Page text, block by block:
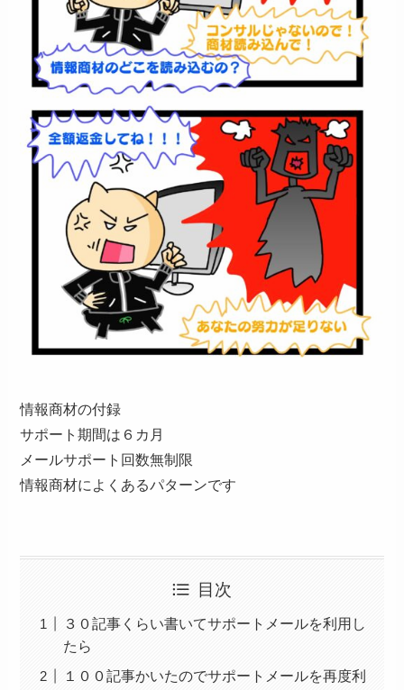
情報商材の付録
サポート期間は６カ月
メールサポート回数無制限
情報商材によくあるパターンです
目次
３０記事くらい書いてサポートメールを利用し
たら
１００記事かいたのでサポートメールを再度利